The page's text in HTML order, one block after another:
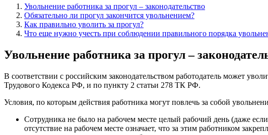
Увольнение работника за прогул – законодательство
Обязательно ли прогул закончится увольнением?
Как правильно уволить за прогул?
Что еще нужно учесть при соблюдении правильного порядка
Увольнение работника за прогул –
В соответствии с российским законодательством работодатель может
Трудового Кодекса РФ, и по пункту 2 статьи 278 ТК РФ.
Условия, по которым действия работника могут повлечь за собой
Сотрудника не было на рабочем месте целый рабочий день (даже
отсутствие на рабочем месте означает, что за этим работником